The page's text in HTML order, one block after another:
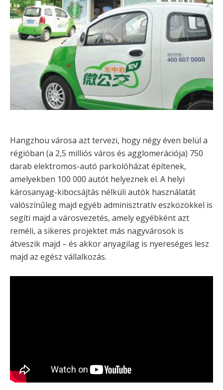
Hangzhou városa azt tervezi, hogy négy éven belül a
régióban (a 2,5 milliós város és agglomerációja) 750
darab elektromos-autó parkolóházat építenek,
amelyekben 100 000 autót helyeznek el. A helyi
károsanyag-kibocsájtás nélküli autók használatát
valószínűleg majd egyéb adminisztratív eszközökkel is
segíti majd a városvezetés, amely egyébként azt
reméli, a sikeres projektet más nagyvárosok is
átveszik majd – és akkor anyagilag is nyereséges lesz
majd az egész vállalkozás.